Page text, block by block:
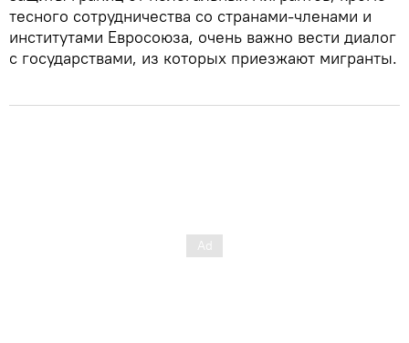
тесного сотрудничества со странами-членами и
институтами Евросоюза, очень важно вести диалог
с государствами, из которых приезжают мигранты.